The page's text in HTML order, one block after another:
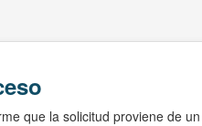
que la solicitud proviene de